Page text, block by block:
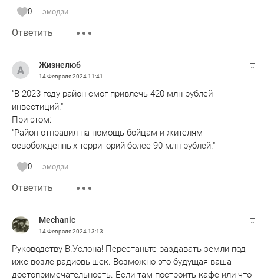
только в деньгах. Здесь проблема прежде всего в
отсутствии интереса к этой теме у руководства района,
отсутствии исторического кругозора у него.
Рядом с Верхнем Услоном находится гора Соколка (к
счастью пока не застроенная), которая просто напичкана
периодами истории Верхнего Услона, Казани и РТ. В
Верхнем Услоне живут фанатики-энтузиасты истории
Верхнего Услона, которые могли бы написать такой
проект развития исторических объектов и исторического
туризма. Руководство района могло бы хотя бы заказать
на каком-нибудь казанском заводе вылить из чугуна пару
эпохи размещались там и выглядели в разные эпохи по
на горе Соколка - и дети бы сами тащили родителей из
Казани в Верхний Услон посмотреть эти пушки и полазить
стреляющими - и в день города палить из них холостыми
выстрелами. То есть можно сделать историческое
0 эмодзи
Ответить
Жизнелюб
14 Февраля 202411:41
"В 2023 году район смог привлечь 420 млн рублей
инвестиций."
При этом:
"Район отправил на помощь бойцам и жителям
освобожденных территорий более 90 млн рублей."
0 эмодзи
Ответить
Mechanic
14 Февраля 202413:13
Руководству В.Услона! Перестаньте раздавать земли под
ижс возле радиовышек. Возможно это будущая ваша
достопримечательность. Если там построить кафе или что